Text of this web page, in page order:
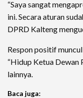
“Saya sangat
ini. Secara aturan
DPRD Kalteng
Respon positif
“Hidup Ketua Dewan
lainnya.
Baca juga: